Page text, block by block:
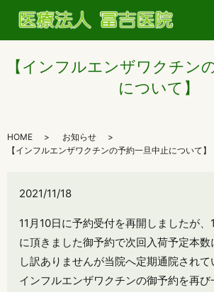
【インフルエンザワクチン
について】
HOME
お知らせ
【インフルエンザワクチンの予約一旦中止について】
2021/11/18
11月10日に予約受付を再開しましたが、
に頂きました御予約で次回入荷予定本数
し訳ありませんが当院へ定期通院されて
インフルエンザワクチンの御予約を再